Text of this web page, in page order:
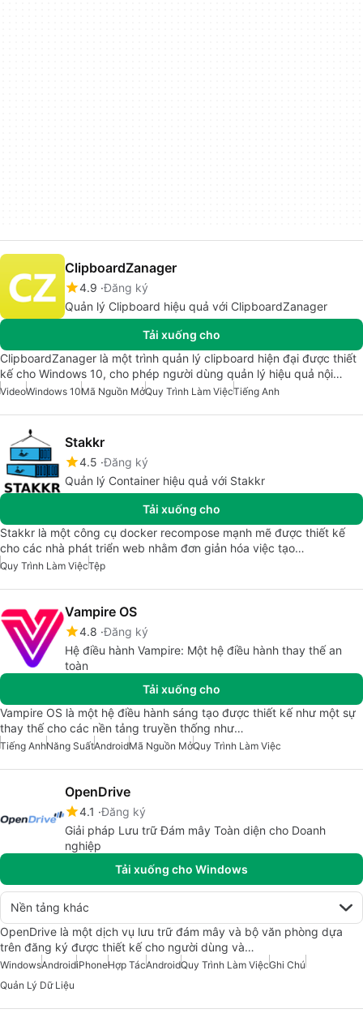
ClipboardZanager
4.9 Đăng ký
Quản lý Clipboard hiệu quả với ClipboardZanager
Tải xuống cho
ClipboardZanager là một trình quản lý clipboard hiện đại được thiết
kế cho Windows 10, cho phép người dùng quản lý hiệu quả nội…
VideoWindows 10Mã Nguồn MởQuy Trình Làm ViệcTiếng Anh
Stakkr
4.5 Đăng ký
Quản lý Container hiệu quả với Stakkr
Tải xuống cho
Stakkr là một công cụ docker recompose mạnh mẽ được thiết kế
cho các nhà phát triển web nhằm đơn giản hóa việc tạo…
Quy Trình Làm ViệcTệp
Vampire OS
4.8 Đăng ký
Hệ điều hành Vampire: Một hệ điều hành thay thế an
toàn
Tải xuống cho
Vampire OS là một hệ điều hành sáng tạo được thiết kế như một sự
thay thế cho các nền tảng truyền thống như…
Tiếng AnhNăng SuấtAndroidMã Nguồn MởQuy Trình Làm Việc
OpenDrive
4.1 Đăng ký
Giải pháp Lưu trữ Đám mây Toàn diện cho Doanh
nghiệp
Tải xuống cho Windows
Nền tảng khác
OpenDrive là một dịch vụ lưu trữ đám mây và bộ văn phòng dựa
trên đăng ký được thiết kế cho người dùng và…
WindowsAndroidiPhoneHợp TácAndroidQuy Trình Làm ViệcGhi Chú
Quản Lý Dữ Liệu